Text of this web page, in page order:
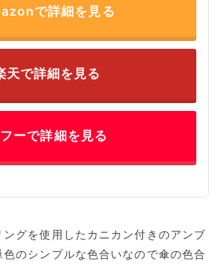
で詳細を見る
天で詳細を見る
ーで詳細を見る
グを使用したカニカン付きのアンブ
のシンプルな色合いなので傘の色合